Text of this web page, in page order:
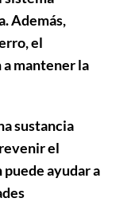
Además,
el
a mantener la
sustancia
el
ayudar a